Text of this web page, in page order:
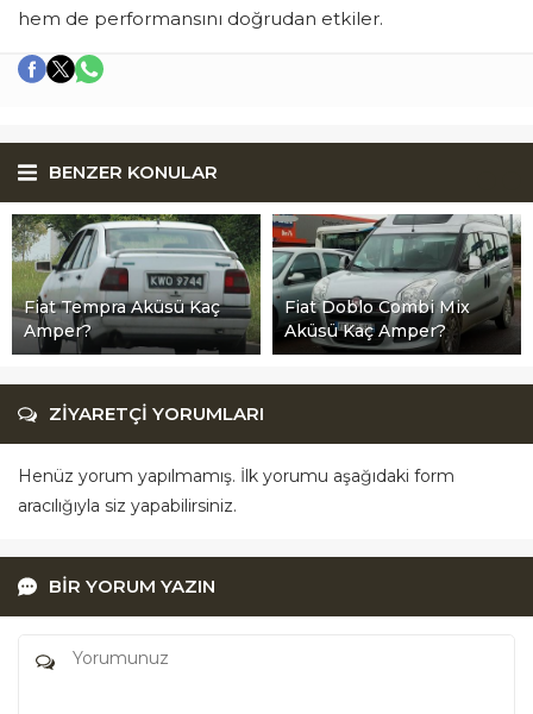
hem de performansını doğrudan etkiler.
BENZER KONULAR
Fiat Tempra Aküsü Kaç
Amper?
Fiat Doblo Combi Mix
Aküsü Kaç Amper?
ZİYARETÇİ YORUMLARI
Henüz yorum yapılmamış. İlk yorumu aşağıdaki form
aracılığıyla siz yapabilirsiniz.
BİR YORUM YAZIN